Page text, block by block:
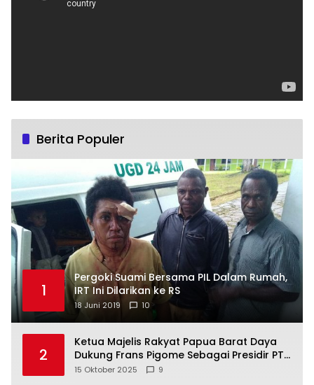
Berita Populer
1
Pergoki Suami Bersama PIL Dalam Rumah,
IRT Ini Dilarikan ke RS
18 Juni 2019 10
2
Ketua Majelis Rakyat Papua Barat Daya
Dukung Frans Pigome Sebagai Presidir PT
Freeport Indonesia
15 Oktober 2025 9